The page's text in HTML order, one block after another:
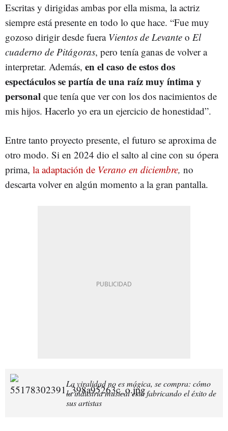
Escritas y dirigidas ambas por ella misma, la actriz
siempre está presente en todo lo que hace. “Fue muy
gozoso dirigir desde fuera Vientos de Levante o El
cuaderno de Pitágoras, pero tenía ganas de volver a
interpretar. Además, en el caso de estos dos
espectáculos se partía de una raíz muy íntima y
personal que tenía que ver con los dos nacimientos de
mis hijos. Hacerlo yo era un ejercicio de honestidad”.
Entre tanto proyecto presente, el futuro se aproxima de
otro modo. Si en 2024 dio el salto al cine con su ópera
prima, la adaptación de Verano en diciembre, no
descarta volver en algún momento a la gran pantalla.
La viralidad no es mágica, se compra: cómo
la industria musical está fabricando el éxito de
sus artistas